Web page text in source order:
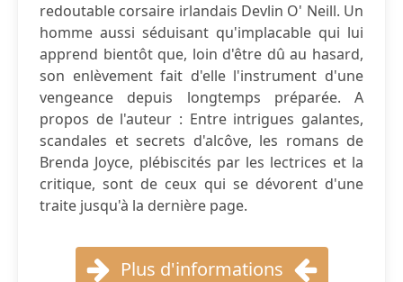
redoutable corsaire irlandais Devlin O' Neill. Un
homme aussi séduisant qu'implacable qui lui
apprend bientôt que, loin d'être dû au hasard,
son enlèvement fait d'elle l'instrument d'une
vengeance depuis longtemps préparée. A
propos de l'auteur : Entre intrigues galantes,
scandales et secrets d'alcôve, les romans de
Brenda Joyce, plébiscités par les lectrices et la
critique, sont de ceux qui se dévorent d'une
traite jusqu'à la dernière page.
Plus d'informations